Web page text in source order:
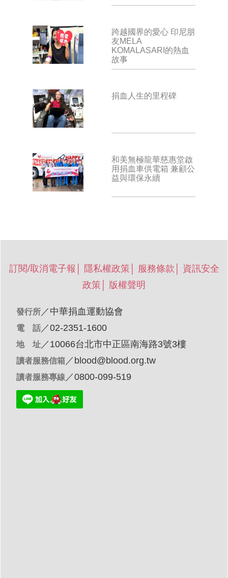
跨越國界的愛心 印尼朋
友MELA
KOMALASARI的熱血
故事
捐血人生的里程碑
和美無極龍華慈惠堂啟
用捐血車供電箱 兼顧公
益與環保永續
訂閱/取消電子報 隱私權政策 服務條款
資訊安全
政策
版權聲明
發行所／ 中華捐血運動協會
電 話／02-2351-1600
地 址／10066台北市中正區南海路3號3樓
讀者服務信箱／ blood@blood.org.tw
讀者服務專線 ／0800-099-519